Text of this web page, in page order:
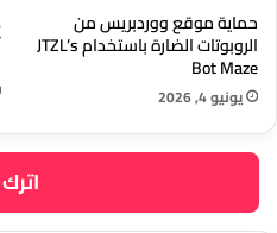
حماية موقع ووردبريس من
الروبوتات الضارة باستخدام JTZL’s
Bot Maze
يونيو 4, 2026